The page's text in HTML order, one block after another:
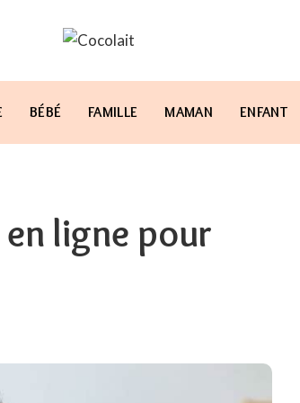
BÉBÉ FAMILLE MAMAN ENFANT
ligne pour